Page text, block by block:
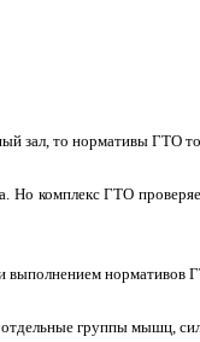
зал, то нормативы ГТО
Но комплекс ГТО
нормативов
группы мышц,